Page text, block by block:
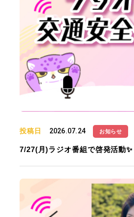
投稿日 2026.07.24 お知らせ
7/27(月)ラジオ番組で啓発活動✨